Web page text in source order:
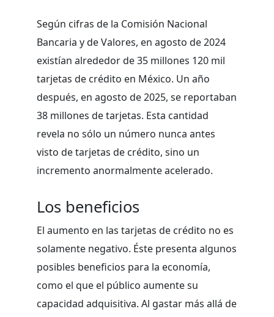
Según cifras de la Comisión Nacional
Bancaria y de Valores, en agosto de 2024
existían alrededor de 35 millones 120 mil
tarjetas de crédito en México. Un año
después, en agosto de 2025, se reportaban
38 millones de tarjetas. Esta cantidad
revela no sólo un número nunca antes
visto de tarjetas de crédito, sino un
incremento anormalmente acelerado.
Los beneficios
El aumento en las tarjetas de crédito no es
solamente negativo. Éste presenta algunos
posibles beneficios para la economía,
como el que el público aumente su
capacidad adquisitiva. Al gastar más allá de